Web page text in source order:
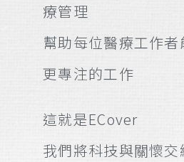
療管理
幫助每位醫療工作者
更專注的工作
這就是ECover
我們將科技與關懷